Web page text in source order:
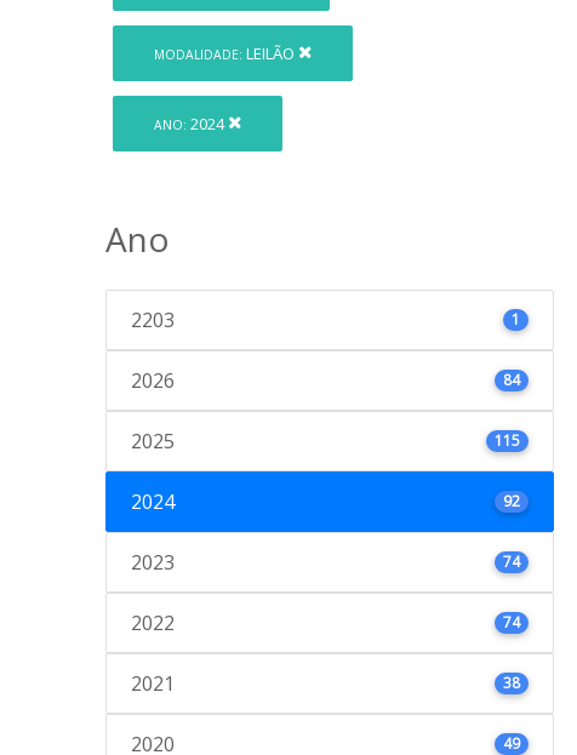
MODALIDADE: LEILÃO
ANO: 2024
Ano
2203 1
2026 84
2025 115
2024 92
2023 74
2022 74
2021 38
2020 49